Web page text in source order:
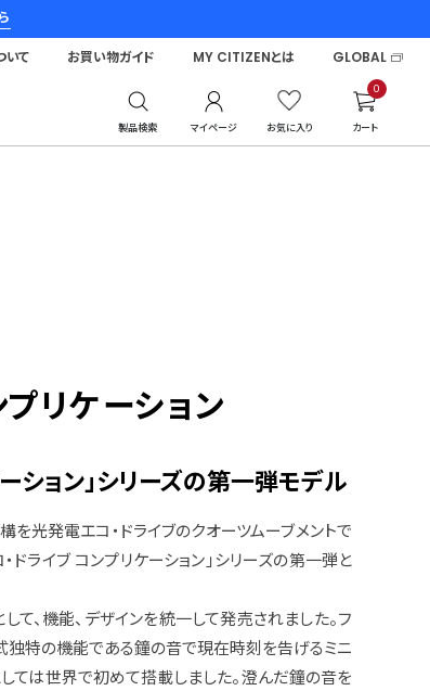
製品検索 マイページ お気に入り
0
カート
いて お買い物ガイド MY CITIZENとは GLOBAL
リケーション
ション」シリーズの第一弾モデル
光発電エコ・ドライブのクオーツムーブメントで
ドライブ コンプリケーション」シリーズの第一弾と
て、機能、デザインを統一して発売されました。フ
独特の機能である鐘の音で現在時刻を告げるミニ
ては世界で初めて搭載しました。澄んだ鐘の音を